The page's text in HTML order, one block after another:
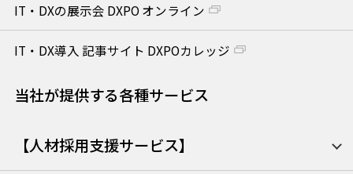
IT・DXの展示会 DXPO オンライン
IT・DX導入 記事サイト DXPOカレッジ
当社が提供する各種サービス
【人材採用支援サービス】